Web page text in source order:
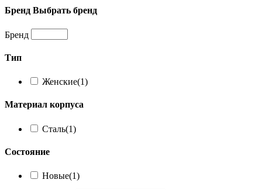
Бренд Выбрать бренд
Бренд
Тип
Женские(1)
Материал корпуса
Сталь(1)
Состояние
Новые(1)